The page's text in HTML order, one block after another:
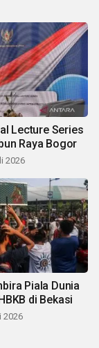
Lecture Series
Raya Bogor
2026
Piala Dunia
di Bekasi
2026